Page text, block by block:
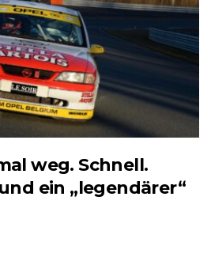
weg. Schnell.
ein „legendärer“